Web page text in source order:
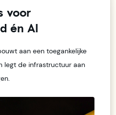
voor
én AI
aan een toegankelijke
legt de infrastructuur aan